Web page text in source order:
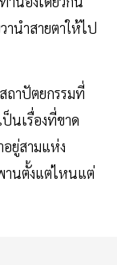
านำสายตาให้ไป
ถาปัตยกรรมที่
ป็นเรื่องที่ขาด
ยู่สามแห่ง
านตั้งแต่ไหนแต่